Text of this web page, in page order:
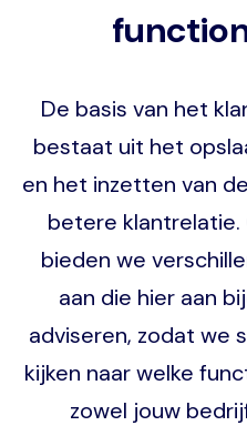
De basis van het
bestaat uit het
en het inzetten van
betere
bieden we
aan die hier aan
adviseren, zodat we
kijken naar welke
zowel jouw